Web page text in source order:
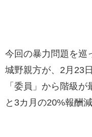
今回の暴力問題を巡
城野親方が、2月23
「委員」から階級
と3カ月の20%報酬